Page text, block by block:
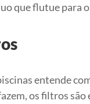
que flutue para
entende
os filtros